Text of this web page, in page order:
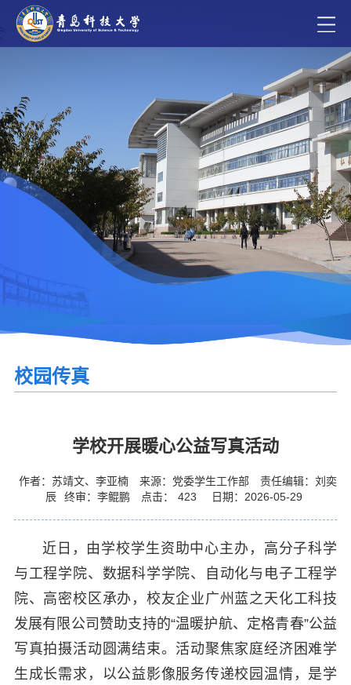
校园传真
学校开展暖心公益写真活动
作者：苏靖文、李亚楠 来源：党委学生工作部
责任编辑：刘奕
辰
终审：李鲲鹏 点击： 423 日期：2026-05-29
近日，由学校学生资助中心主办，高分子科学
与工程学院、数据科学学院、自动化与电子工程学
院、高密校区承办，校友企业广州蓝之天化工科技
发展有限公司赞助支持的“温暖护航、定格青春”公益
写真拍摄活动圆满结束。活动聚焦家庭经济困难学
生成长需求，以公益影像服务传递校园温情，是学